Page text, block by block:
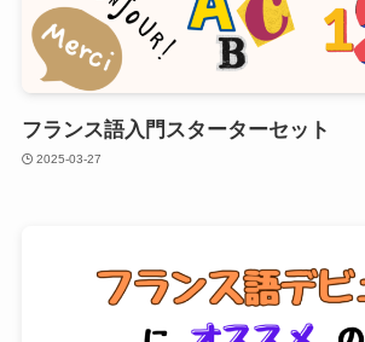
フランス語入門スターターセット
2025-03-27